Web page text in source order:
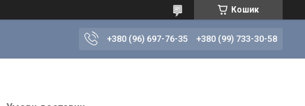
Кошик
+380 (96) 697-76-35 +380 (99) 733-30-58